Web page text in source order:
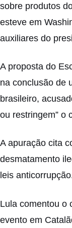
sobre produtos
esteve em
auxiliares do
A proposta do
na conclusão de
brasileiro,
ou restringem” o
A apuração cita
desmatamento
leis
Lula comentou o
evento em